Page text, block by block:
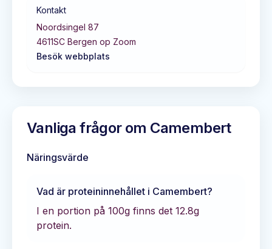
Kontakt
Noordsingel 87
4611SC Bergen op Zoom
Besök webbplats
Vanliga frågor om Camembert
Näringsvärde
Vad är proteininnehållet i Camembert?
I en portion på 100g finns det 12.8g
protein.